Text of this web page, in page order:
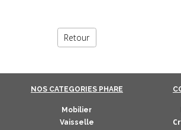
Retour
NOS CATEGORIES PHARE
Mobilier
Vaisselle